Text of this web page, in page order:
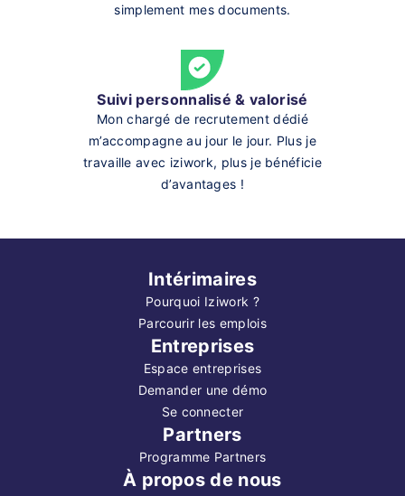
simplement mes documents.
Suivi personnalisé & valorisé
Mon chargé de recrutement dédié
m’accompagne au jour le jour. Plus je
travaille avec iziwork, plus je bénéficie
d’avantages !
Intérimaires
Pourquoi Iziwork ?
Parcourir les emplois
Entreprises
Espace entreprises
Demander une démo
Se connecter
Partners
Programme Partners
À propos de nous